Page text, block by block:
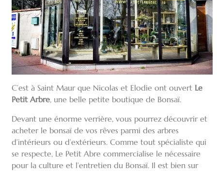
C’est à Saint Maur que Nicolas et Elodie ont ouvert Le
Petit Arbre, une belle petite boutique de Bonsaï.
Devant une énorme verrière, vous pourrez découvrir et
acheter le bonsaï de vos rêves parmi des arbres
d’intérieurs ou d’extérieurs. Comme tout spécialiste qui
se respecte, Le Petit Abre commercialise le nécessaire
pour la culture et l’entretien du Bonsaï. Il est bien sur